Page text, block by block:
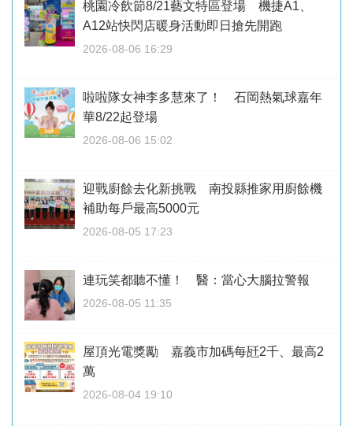
桃園冷飲節8/21藝文特區登場 機捷A1、
A12站快閃店暖身活動即日搶先開跑
2026-08-06 16:29
啦啦隊女神李多慧來了！ 石岡熱氣球嘉年
華8/22起登場
2026-08-06 15:02
迎戰廚餘去化新挑戰 南投縣推家用廚餘機
補助每戶最高5000元
2026-08-05 17:23
連玩笑都聽不懂！ 醫：當心大腦拉警報
2026-08-05 11:35
屋頂光電獎勵 嘉義市加碼每瓩2千、最高2
萬
2026-08-04 19:10